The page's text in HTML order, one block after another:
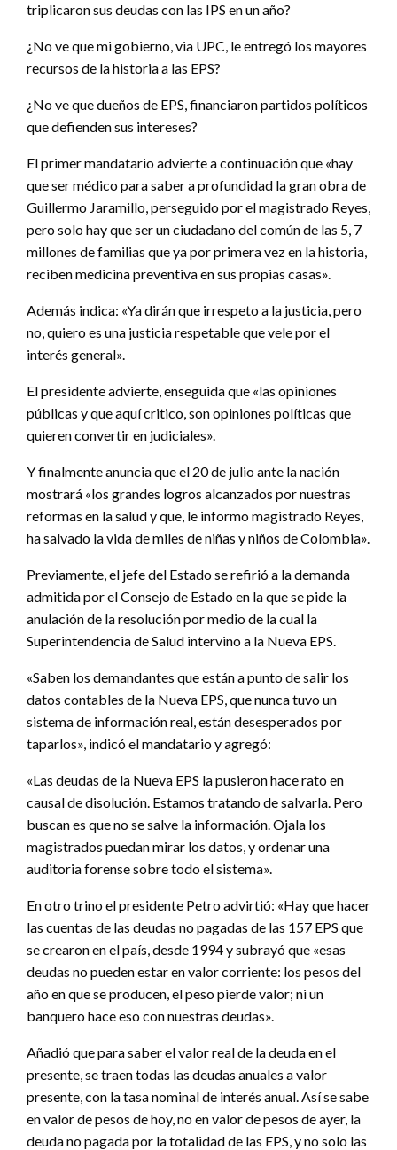
triplicaron sus deudas con las IPS en un año?
¿No ve que mi gobierno, via UPC, le entregó los mayores
recursos de la historia a las EPS?
¿No ve que dueños de EPS, financiaron partidos políticos
que defienden sus intereses?
El primer mandatario advierte a continuación que «hay
que ser médico para saber a profundidad la gran obra de
Guillermo Jaramillo, perseguido por el magistrado Reyes,
pero solo hay que ser un ciudadano del común de las 5, 7
millones de familias que ya por primera vez en la historia,
reciben medicina preventiva en sus propias casas».
Además indica: «Ya dirán que irrespeto a la justicia, pero
no, quiero es una justicia respetable que vele por el
interés general».
El presidente advierte, enseguida que «las opiniones
públicas y que aquí critico, son opiniones políticas que
quieren convertir en judiciales».
Y finalmente anuncia que el 20 de julio ante la nación
mostrará «los grandes logros alcanzados por nuestras
reformas en la salud y que, le informo magistrado Reyes,
ha salvado la vida de miles de niñas y niños de Colombia».
Previamente, el jefe del Estado se refirió a la demanda
admitida por el Consejo de Estado en la que se pide la
anulación de la resolución por medio de la cual la
Superintendencia de Salud intervino a la Nueva EPS.
«Saben los demandantes que están a punto de salir los
datos contables de la Nueva EPS, que nunca tuvo un
sistema de información real, están desesperados por
taparlos», indicó el mandatario y agregó:
«Las deudas de la Nueva EPS la pusieron hace rato en
causal de disolución. Estamos tratando de salvarla. Pero
buscan es que no se salve la información. Ojala los
magistrados puedan mirar los datos, y ordenar una
auditoria forense sobre todo el sistema».
En otro trino el presidente Petro advirtió: «Hay que hacer
las cuentas de las deudas no pagadas de las 157 EPS que
se crearon en el país, desde 1994 y subrayó que «esas
deudas no pueden estar en valor corriente: los pesos del
año en que se producen, el peso pierde valor; ni un
banquero hace eso con nuestras deudas».
Añadió que para saber el valor real de la deuda en el
presente, se traen todas las deudas anuales a valor
presente, con la tasa nominal de interés anual. Así se sabe
en valor de pesos de hoy, no en valor de pesos de ayer, la
deuda no pagada por la totalidad de las EPS, y no solo las